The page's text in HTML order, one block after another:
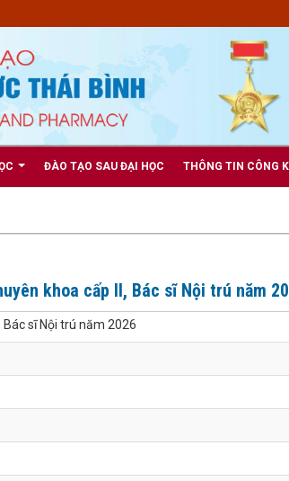
ĐÀO TẠO SAU ĐẠI HỌC THÔNG TIN CÔNG
khoa cấp II, Bác sĩ Nội trú năm
sĩ Nội trú năm 2026